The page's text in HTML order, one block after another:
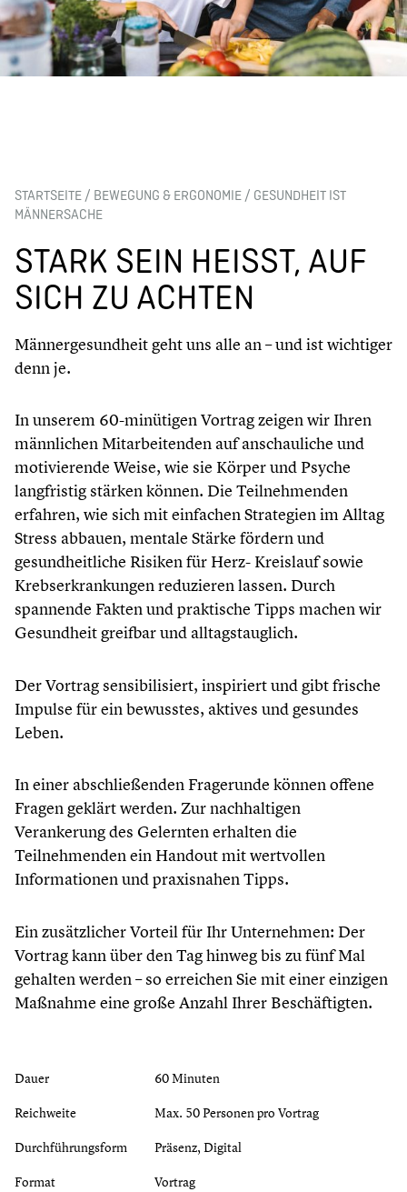
STARTSEITE / BEWEGUNG & ERGONOMIE / GESUNDHEIT IST
MÄNNERSACHE
STARK SEIN HEISST, AUF S
ICH ZU ACHTEN
Männergesundheit geht uns alle an – und ist wichtiger
denn je.
In unserem 60-minütigen Vortrag zeigen wir Ihren
männlichen Mitarbeitenden auf anschauliche und
motivierende Weise, wie sie Körper und Psyche
langfristig stärken können. Die Teilnehmenden
erfahren, wie sich mit einfachen Strategien im Alltag
Stress abbauen, mentale Stärke fördern und
gesundheitliche Risiken für Herz- Kreislauf sowie
Krebserkrankungen reduzieren lassen. Durch
spannende Fakten und praktische Tipps machen wir
Gesundheit greifbar und alltagstauglich.
Der Vortrag sensibilisiert, inspiriert und gibt frische
Impulse für ein bewusstes, aktives und gesundes
Leben.
In einer abschließenden Fragerunde können offene
Fragen geklärt werden. Zur nachhaltigen
Verankerung des Gelernten erhalten die
Teilnehmenden ein Handout mit wertvollen
Informationen und praxisnahen Tipps.
Ein zusätzlicher Vorteil für Ihr Unternehmen: Der
Vortrag kann über den Tag hinweg bis zu fünf Mal
gehalten werden – so erreichen Sie mit einer einzigen
Maßnahme eine große Anzahl Ihrer Beschäftigten.
Dauer
60 Minuten
Reichweite
Max. 50 Personen pro Vortrag
Durchführungsform
Präsenz, Digital
Format
Vortrag